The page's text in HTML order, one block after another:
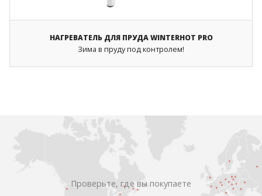
НАГРЕВАТЕЛЬ ДЛЯ ПРУДА WINTERHOT PRO
Зима в пруду под контролем!
Проверьте, где вы покупаете